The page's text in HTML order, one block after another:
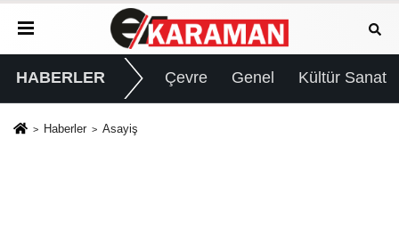
HABERLER Çevre Genel Kültür Sanat
Haberler Asayiş